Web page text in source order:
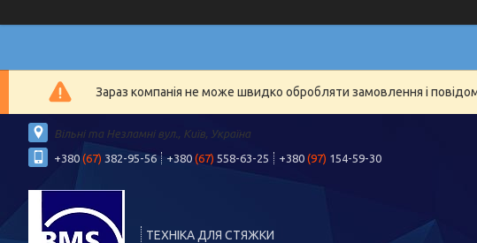
Зараз компанія не може швидко обробляти замовлення і
Вільні та Незламні вул., Київ, Україна
+380 (67) 382-95-56 +380 (67) 558-63-25 +380 (97) 154-59-30
ТЕХНІКА ДЛЯ СТЯЖКИ